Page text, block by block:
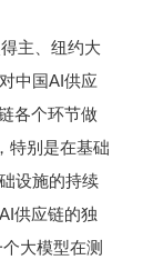
主、纽约大
中国AI供应
各个环节做
特别是在基础
设施的持续
供应链的独
大模型在测